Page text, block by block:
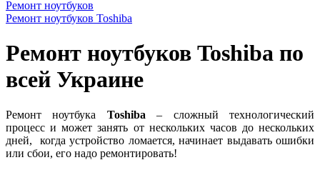
Ремонт ноутбуков
Ремонт ноутбуков Toshiba
Ремонт ноутбуков Toshiba по
всей Украине
Ремонт ноутбука Toshiba – сложный технологический
процесс и может занять от нескольких часов до нескольких
дней, когда устройство ломается, начинает выдавать ошибки
или сбои, его надо ремонтировать!